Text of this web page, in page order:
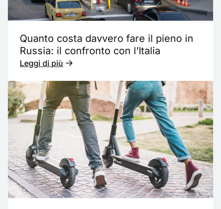
Quanto costa davvero fare il pieno in
Russia: il confronto con l’Italia
Leggi di più